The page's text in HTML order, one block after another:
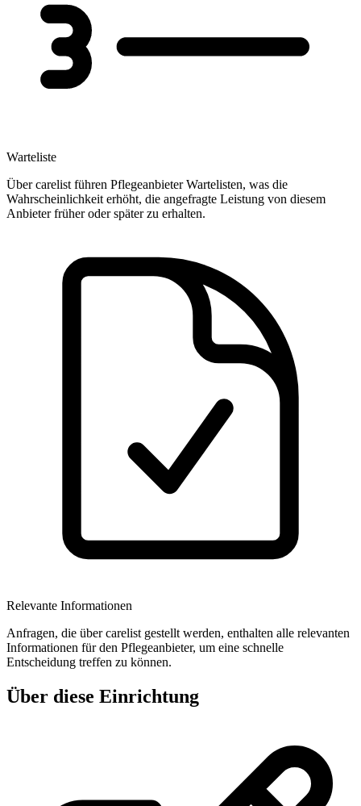
Warteliste
Über carelist führen Pflegeanbieter Wartelisten, was die
Wahrscheinlichkeit erhöht, die angefragte Leistung von diesem
Anbieter früher oder später zu erhalten.
Relevante Informationen
Anfragen, die über carelist gestellt werden, enthalten alle relevanten
Informationen für den Pflegeanbieter, um eine schnelle
Entscheidung treffen zu können.
Über diese Einrichtung